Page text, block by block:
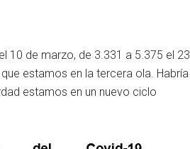
10 de marzo, de 3.331 a 5.375 el 23
estamos en la tercera ola. Habría
estamos en un nuevo ciclo